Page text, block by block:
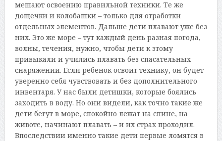
мешают освоению правильной техники. Те же
дощечки и колобашки – только для отработки
отдельных элементов. Дальше дети плавают уже без
них. Это же море – тут каждый день разная погода,
волны, течения, нужно, чтобы дети к этому
привыкали и учились плавать без спасательных
снаряжений. Если ребенок освоит технику, он будет
уверенно себя чувствовать и без дополнительного
инвентаря. У нас были детишки, которые боялись
заходить в воду. Но они видели, как точно такие же
дети бегут в море, спокойно лежат на спине, на
животе, начинают плавать – и их страх проходил.
Впоследствии именно такие дети первые ломятся в